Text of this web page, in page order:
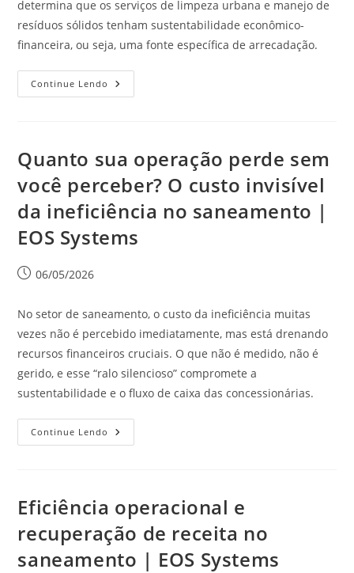
determina que os serviços de limpeza urbana e manejo de
resíduos sólidos tenham sustentabilidade econômico-
financeira, ou seja, uma fonte específica de arrecadação.
Continue Lendo
Quanto sua operação perde sem
você perceber? O custo invisível
da ineficiência no saneamento |
EOS Systems
06/05/2026
No setor de saneamento, o custo da ineficiência muitas
vezes não é percebido imediatamente, mas está drenando
recursos financeiros cruciais. O que não é medido, não é
gerido, e esse “ralo silencioso” compromete a
sustentabilidade e o fluxo de caixa das concessionárias.
Continue Lendo
Eficiência operacional e
recuperação de receita no
saneamento | EOS Systems